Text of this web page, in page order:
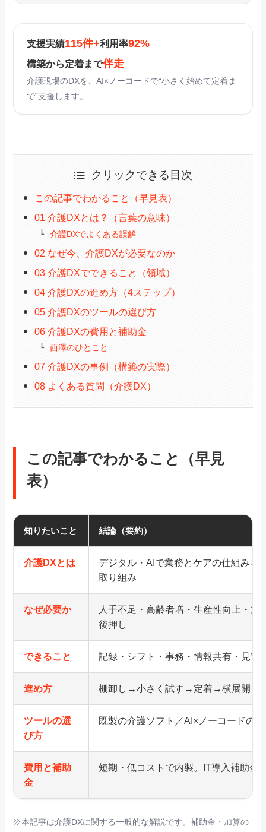
支援実績115件+利用率92%
構築から定着まで伴走
介護現場のDXを、AI×ノーコードで“小さく始めて定着ま
で”支援します。
クリックできる目次
この記事でわかること（早見表）
01 介護DXとは？（言葉の意味）
介護DXでよくある誤解
02 なぜ今、介護DXが必要なのか
03 介護DXでできること（領域）
04 介護DXの進め方（4ステップ）
05 介護DXのツールの選び方
06 介護DXの費用と補助金
西澤のひとこと
07 介護DXの事例（構築の実際）
08 よくある質問（介護DX）
この記事でわかること（早見
表）
知りたいこと 結論（要約）
介護DXとは
デジタル・AIで業務とケアの仕組みを
取り組み
なぜ必要か
人手不足・高齢者増・生産性向上・加
後押し
できること 記録・シフト・事務・情報共有・見守
進め方 棚卸し→小さく試す→定着→横展開
ツールの選
び方
既製の介護ソフト／AI×ノーコードの
費用と補助
金
短期・低コストで内製。IT導入補助金
※本記事は介護DXに関する一般的な解説です。補助金・加算の